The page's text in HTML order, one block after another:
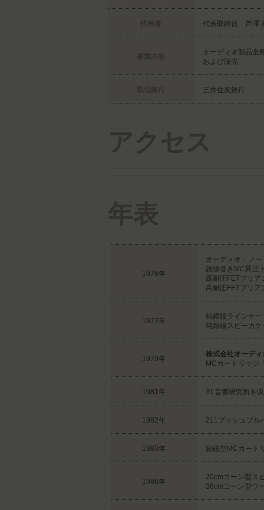
代表取締役 芦澤
オーディオ製品全
および販売
三井住友銀行
アクセス
年表
1976年
オーディオ・ノー
銀線巻きMC昇圧
高耐圧FETプリア
高耐圧FETプリア
1977年
純銀線ラインケー
純銀線スピーカケ
1979年
株式会社オーディ
MCカートリッジ
1981年 YL音響研究所を
1982年 211プッシュプル
1983年 励磁型MCカート
1986年
20cmコーン型ス
38cmコーン型ウ